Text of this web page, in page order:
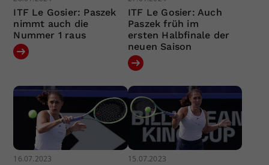
ITF Le Gosier: Paszek
nimmt auch die
Nummer 1 raus
ITF Le Gosier: Auch
Paszek früh im
ersten Halbfinale der
neuen Saison
16.07.2023 15.07.2023